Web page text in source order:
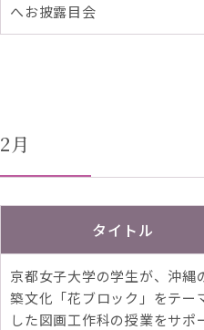
へお披露目会
2月
タイトル
京都女子大学の学生が、沖縄
築文化「花ブロック」をテー
した図画工作科の授業をサポ